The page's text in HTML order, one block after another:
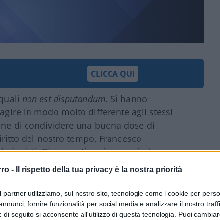
- Il rispetto della tua privacy è la nostra priorità
partner utilizziamo, sul nostro sito, tecnologie come i cookie per
fornire funzionalità per social media e analizzare il nostro
di seguito si acconsente all'utilizzo di questa tecnologia. Puoi
CLICCA QUI
non est disputandum. Si hanno
in modo molto differente agli stessi
di condividere una buona dose di
del nostro tempo, Francesco
. Giusto antirazzismo e ricchezza
esiste nella cinematografia più vivace e
nel cast della quale non vengano
identità anglosassone, o
ma molto radicate nella quotidianità